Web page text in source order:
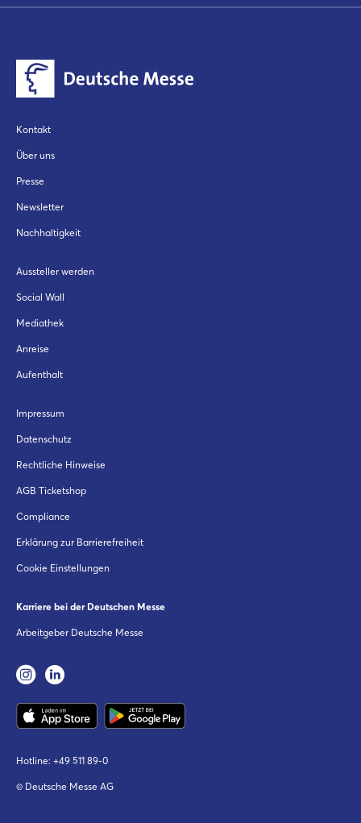
Kontakt
Über uns
Presse
Newsletter
Nachhaltigkeit
Aussteller werden
Social Wall
Mediathek
Anreise
Aufenthalt
Impressum
Datenschutz
Rechtliche Hinweise
AGB Ticketshop
Compliance
Erklärung zur Barrierefreiheit
Cookie Einstellungen
Karriere bei der Deutschen Messe
Arbeitgeber Deutsche Messe
Hotline: +49 511 89-0
© Deutsche Messe AG